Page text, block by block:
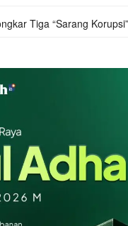
Tiga “Sarang